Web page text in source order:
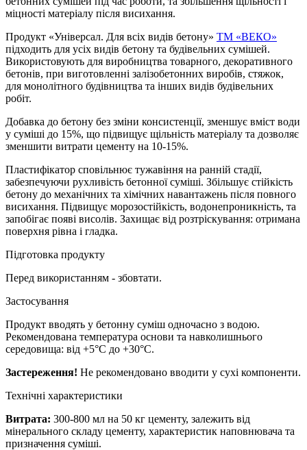
міцності матеріалу після висихання.
Продукт «Універсал. Для всіх видів бетону» ТМ «ВЕКО»
підходить для усіх видів бетону та будівельних сумішей.
Використовують для виробництва товарного, декоративного
бетонів, при виготовленні залізобетонних виробів, стяжок,
для монолітного будівництва та інших видів будівельних
робіт.
Добавка до бетону без зміни консистенції, зменшує вміст води
у суміші до 15%, що підвищує щільність матеріалу та дозволяє
зменшити витрати цементу на 10-15%.
Пластифікатор сповільнює тужавіння на ранній стадії,
забезпечуючи рухливість бетонної суміші. Збільшує стійкість
бетону до механічних та хімічних навантажень після повного
висихання. Підвищує морозостійкість, водонепроникність, та
запобігає появі висолів. Захищає від розтріскування: отримана
поверхня рівна і гладка.
Підготовка продукту
Перед використанням - збовтати.
Застосування
Продукт вводять у бетонну суміш одночасно з водою.
Рекомендована температура основи та навколишнього
середовища: від +5°С до +30°С.
Застереження! Не рекомендовано вводити у сухі компоненти.
Технічні характеристики
Витрата: 300-800 мл на 50 кг цементу, залежить від
мінерального складу цементу, характеристик наповнювача та
призначення суміші.